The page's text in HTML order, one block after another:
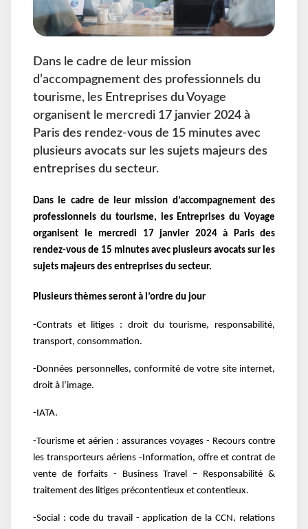
Dans le cadre de leur mission
d’accompagnement des professionnels du
tourisme, les Entreprises du Voyage
organisent le mercredi 17 janvier 2024 à
Paris des rendez-vous de 15 minutes avec
plusieurs avocats sur les sujets majeurs des
entreprises du secteur.
Dans le cadre de leur mission d’accompagnement des
professionnels du tourisme, les Entreprises du Voyage
organisent le mercredi 17 janvier 2024 à Paris des
rendez-vous de 15 minutes avec plusieurs avocats sur les
sujets majeurs des entreprises du secteur.
Plusieurs thèmes seront à l’ordre du jour
-Contrats et litiges : droit du tourisme, responsabilité,
transport, consommation.
-Données personnelles, conformité de votre site internet,
droit à l’image.
-IATA.
-Tourisme et aérien : assurances voyages - Recours contre
les transporteurs aériens -Information, offre et contrat de
vente de forfaits - Business Travel – Responsabilité &
traitement des litiges précontentieux et contentieux.
-Social : code du travail - application de la CCN, relations